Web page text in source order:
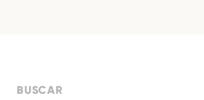
BUSCAR